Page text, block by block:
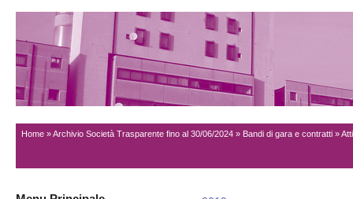
Home »Archivio Società Trasparente fino al 30/06/2024 » Bandi di gara e contratti »